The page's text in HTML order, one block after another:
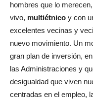
hombres que lo
vivo, multiétnico y con
excelentes vecinas y
nuevo movimiento. Un
gran plan de inversión,
las Administraciones y
desigualdad que viven
centradas en el empleo,